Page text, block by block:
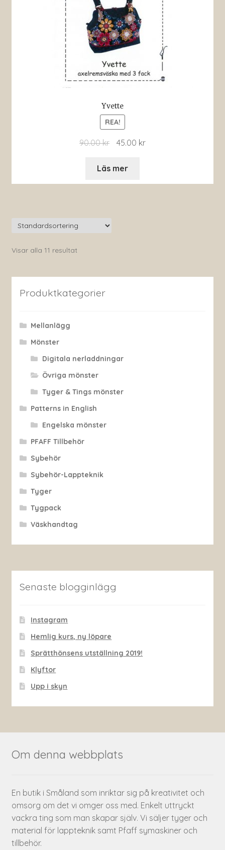
Yvette
REA!
90.00kr 45.00 kr
Läs mer
Visar alla 11 resultat
Produktkategorier
Mellanlägg
Mönster
Digitala nerladdningar
Övriga mönster
Tyger & Tings mönster
Patterns in English
Engelska mönster
PFAFF Tillbehör
Sybehör
Sybehör-Lappteknik
Tyger
Tygpack
Väskhandtag
Senaste blogginlägg
Instagram
Hemlig kurs, ny löpare
Sprätthönsens utställning 2019!
Klyftor
Upp i skyn
Om denna webbplats
En butik i Småland som inriktar sig på kreativitet och
omsorg om det vi omger oss med. Enkelt uttryckt
vackra ting som man skapar själv. Vi säljer tyger och
material för lappteknik samt Pfaff symaskiner och
tillbehör.